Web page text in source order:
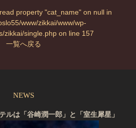
property "cat_name" on null in
www/zikkai/www/wp-
zikkai/single.php on line 157
一覧へ戻る
NEWS
ルは「谷崎潤一郎」と「室生犀星」